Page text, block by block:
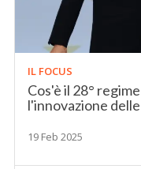
IL FOCUS
Cos'è il 28°
l'innovazione
19 Feb 2025